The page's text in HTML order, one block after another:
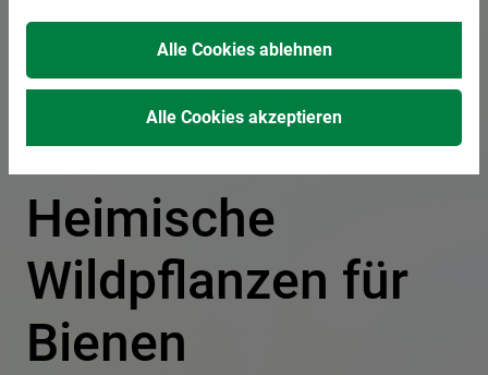
Vielfalt“ kostenfrei
im Rathaus zu
erhalten -
Heimische
Wildpflanzen für
Bienen
Alle Cookies ablehnen
Alle Cookies akzeptieren